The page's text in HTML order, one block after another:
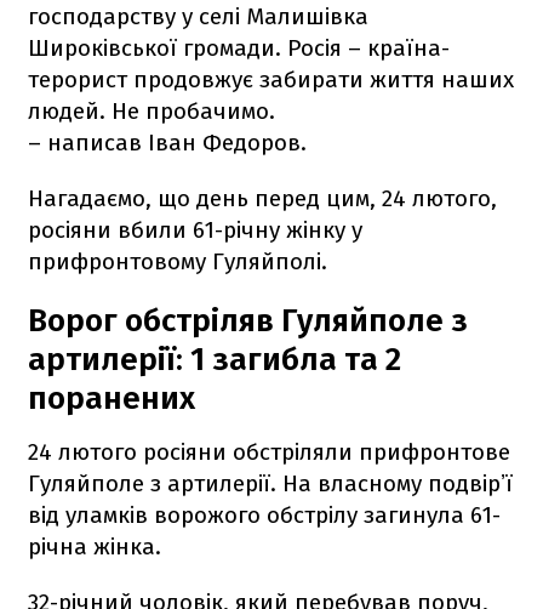
господарству у селі Малишівка
Широківської громади. Росія – країна-
терорист продовжує забирати життя наших
людей. Не пробачимо.
– написав Іван Федоров.
Нагадаємо, що день перед цим, 24 лютого,
росіяни вбили 61-річну жінку у
прифронтовому Гуляйполі.
Ворог обстріляв Гуляйполе з
артилерії: 1 загибла та 2
поранених
24 лютого росіяни обстріляли прифронтове
Гуляйполе з артилерії. На власному подвірʼї
від уламків ворожого обстрілу загинула 61-
річна жінка.
32-річний чоловік, який перебував поруч,